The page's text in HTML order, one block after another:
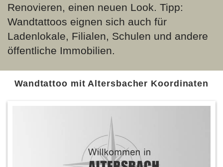
Renovieren, einen neuen Look. Tipp:
Wandtattoos eignen sich auch für
Ladenlokale, Filialen, Schulen und andere
öffentliche Immobilien.
Wandtattoo mit Altersbacher Koordinaten